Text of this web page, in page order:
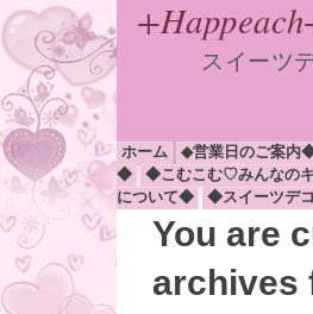
スイーツ
ホーム ◆営業日のご案内
◆
◆こむこむ♡みんなの
について◆
◆スイーツデ
You are
archives